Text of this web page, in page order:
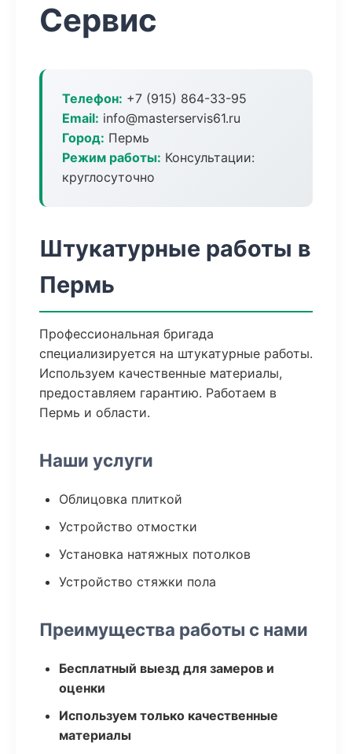
Сервис
Телефон: +7 (915) 864-33-95
Email: info@masterservis61.ru
Город: Пермь
Режим работы: Консультации:
круглосуточно
Штукатурные работы в
Пермь
Профессиональная бригада
специализируется на штукатурные работы.
Используем качественные материалы,
предоставляем гарантию. Работаем в
Пермь и области.
Наши услуги
Облицовка плиткой
Устройство отмостки
Установка натяжных потолков
Устройство стяжки пола
Преимущества работы с нами
Бесплатный выезд для замеров и
оценки
Используем только качественные
материалы